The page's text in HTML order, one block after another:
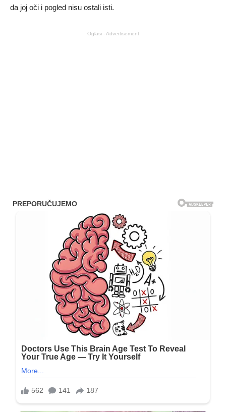
da joj oči i pogled nisu ostali isti.
Oglasi - Advertisement